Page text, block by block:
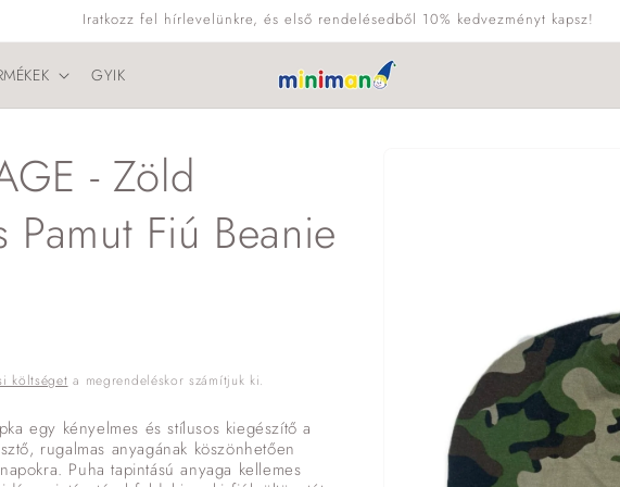
Iratkozz fel hírlevelünkre, és első rendelésedből 10% kedvezményt kapsz!
GYIK
- Zöld
Pamut Fiú Beanie
költséget a megrendeléskor számítjuk ki.
egy kényelmes és stílusos kiegészítő a
rugalmas anyagának köszönhetően
Puha tapintású anyaga kellemes